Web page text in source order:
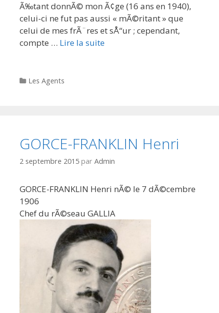
Ã‰tant donnÃ© mon Ã¢ge (16 ans en 1940),
celui-ci ne fut pas aussi « mÃ©ritant » que
celui de mes frÃ¨res et sÅ“ur ; cependant,
compte … Lire la suite
Categories
Les Agents
GORCE-FRANKLIN Henri
2 septembre 2015 par Admin
GORCE-FRANKLIN Henri nÃ© le 7 dÃ©cembre
1906
Chef du rÃ©seau GALLIA